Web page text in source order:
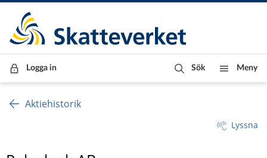
Till innehåll
Till navigationen
Till chattrobot
Logga in Sök Meny
Aktiehistorik
Lyssna